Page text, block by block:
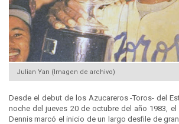
Julian Yan (Imagen de archivo)
Desde el debut de los Azucareros -Toros- del
noche del jueves 20 de octubre del año 1983, el
Dennis marcó el inicio de un largo desfile de